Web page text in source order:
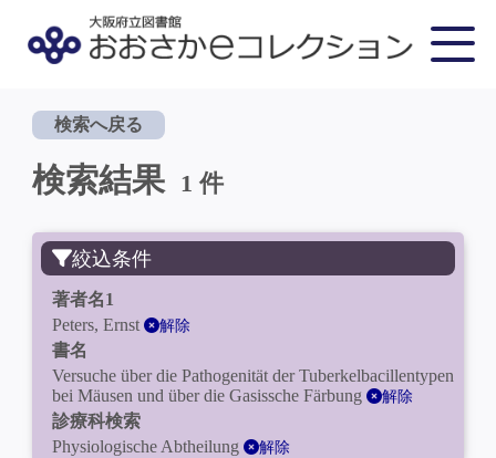
検索へ戻る
検索結果 1 件
絞込条件
著者名1
Peters, Ernst
解除
書名
Versuche über die Pathogenität der Tuberkelbacillentypen
bei Mäusen und über die Gasissche Färbung
解除
診療科検索
Physiologische Abtheilung
解除